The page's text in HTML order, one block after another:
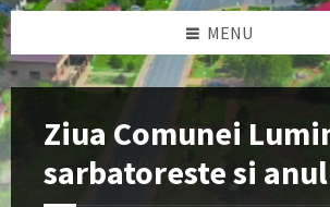
MENU
Ziua Comunei
sarbatoreste si